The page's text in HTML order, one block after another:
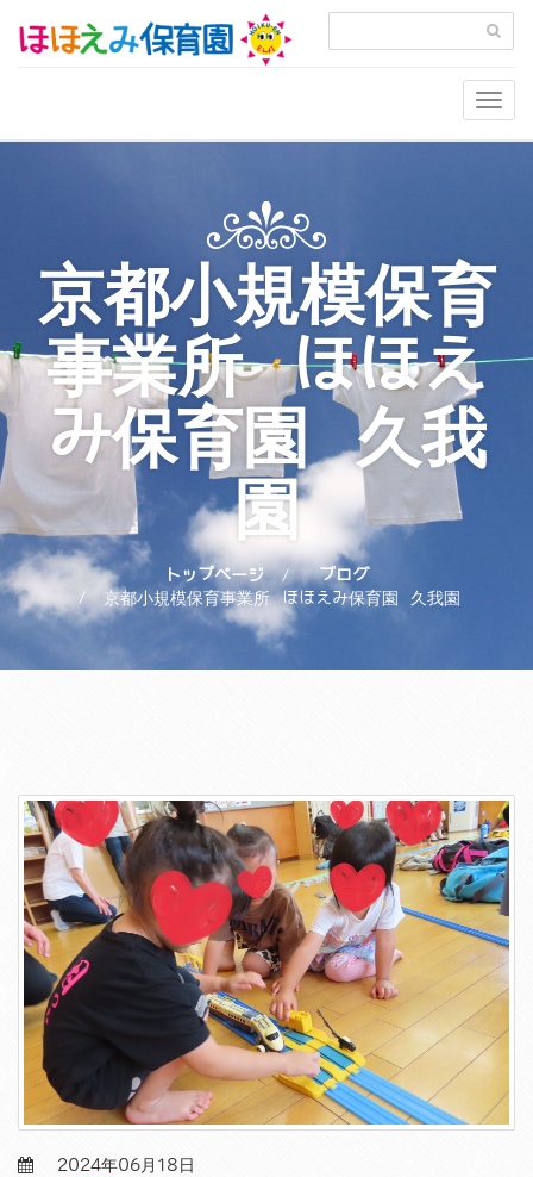
京都小規模保育
事業所 ほほえ
み保育園 久我
園
トップページ
ブログ
京都小規模保育事業所 ほほえみ保育園 久我園
2024年06月18日